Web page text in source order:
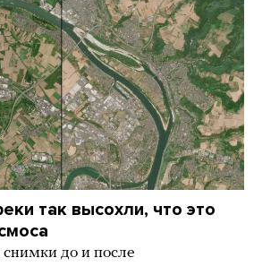
так высохли, что это
до и после